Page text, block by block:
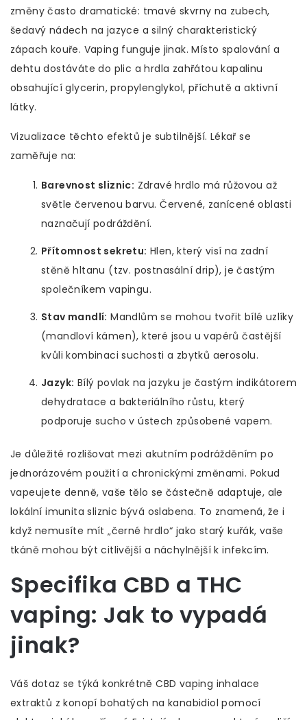
změny často dramatické: tmavé skvrny na zubech,
šedavý nádech na jazyce a silný charakteristický
zápach kouře. Vaping funguje jinak. Místo spalování a
dehtu dostáváte do plic a hrdla zahřátou kapalinu
obsahující glycerin, propylenglykol, příchutě a aktivní
látky.
Vizualizace těchto efektů je subtilnější. Lékař se
zaměřuje na:
Barevnost sliznic: Zdravé hrdlo má růžovou až
světle červenou barvu. Červené, zanícené oblasti
naznačují podráždění.
Přítomnost sekretu: Hlen, který visí na zadní
stěně hltanu (tzv. postnasální drip), je častým
společníkem vapingu.
Stav mandlí: Mandlům se mohou tvořit bílé uzlíky
(mandloví kámen), které jsou u vapérů častější
kvůli kombinaci suchosti a zbytků aerosolu.
Jazyk: Bílý povlak na jazyku je častým indikátorem
dehydratace a bakteriálního růstu, který
podporuje sucho v ústech způsobené vapem.
Je důležité rozlišovat mezi akutním podrážděním po
jednorázovém použití a chronickými změnami. Pokud
vapeujete denně, vaše tělo se částečně adaptuje, ale
lokální imunita sliznic bývá oslabena. To znamená, že i
když nemusíte mít „černé hrdlo“ jako starý kuřák, vaše
tkáně mohou být citlivější a náchylnější k infekcím.
Specifika CBD a THC
vaping: Jak to vypadá
jinak?
Váš dotaz se týká konkrétněCBD vaping inhalace
extraktů z konopí bohatých na kanabidiol pomocí